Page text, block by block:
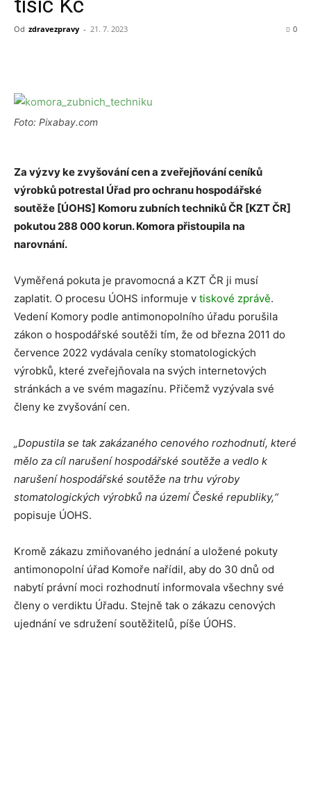
Od zdravezpravy - 21. 7. 2023 0
Foto: Pixabay.com
Za výzvy ke zvyšování cen a zveřejňování ceníků
výrobků potrestal Úřad pro ochranu hospodářské
soutěže [ÚOHS] Komoru zubních techniků ČR [KZT ČR]
pokutou 288 000 korun. Komora přistoupila na
narovnání.
Vyměřená pokuta je pravomocná a KZT ČR ji musí
zaplatit. O procesu ÚOHS informuje v tiskové zprávě.
Vedení Komory podle antimonopolního úřadu porušila
zákon o hospodářské soutěži tím, že od března 2011 do
července 2022 vydávala ceníky stomatologických
výrobků, které zveřejňovala na svých internetových
stránkách a ve svém magazínu. Přičemž vyzývala své
členy ke zvyšování cen.
„Dopustila se tak zakázaného cenového rozhodnutí, které
mělo za cíl narušení hospodářské soutěže a vedlo k
narušení hospodářské soutěže na trhu výroby
stomatologických výrobků na území České republiky,“
popisuje ÚOHS.
Kromě zákazu zmiňovaného jednání a uložené pokuty
antimonopolní úřad Komoře nařídil, aby do 30 dnů od
nabytí právní moci rozhodnutí informovala všechny své
členy o verdiktu Úřadu. Stejně tak o zákazu cenových
ujednání ve sdružení soutěžitelů, píše ÚOHS.